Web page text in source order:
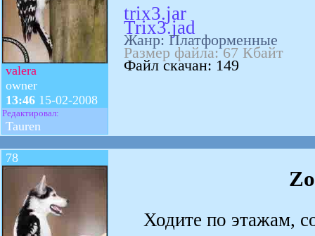
valera
owner
13:46 15-02-2008
Редактировал:
Tauren
trix3.jar
Trix3.jad
Жанр: Платформенные
Размер файла: 67 Кбайт
Файл скачан: 149
78
Ходите по этажам,